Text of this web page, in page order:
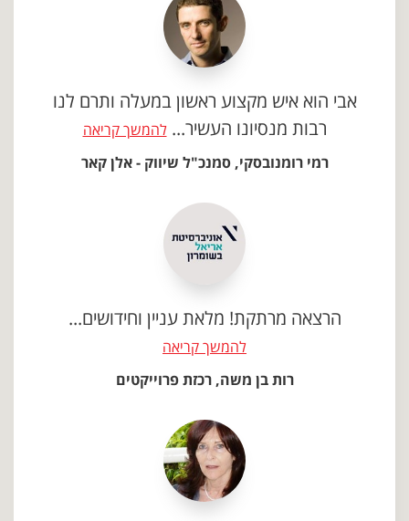
אבי הוא איש מקצוע ראשון במעלה ותרם לנו
רבות מנסיונו העשיר...להמשך קריאה
רמי רומנובסקי, סמנכ"ל שיווק - אלן קאר
הרצאה מרתקת! מלאת עניין וחידושים...
להמשך קריאה
רות בן משה, רכזת פרוייקטים